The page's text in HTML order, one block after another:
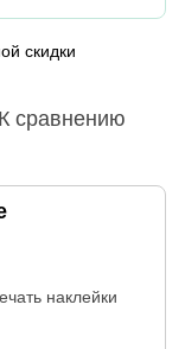
скидки
К сравнению